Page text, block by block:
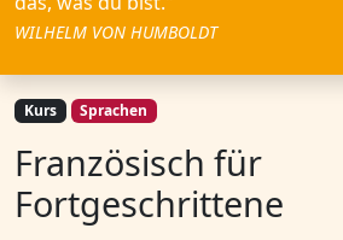
WILHELM VON HUMBOLDT
Kurs Sprachen
Französisch für
Fortgeschrittene